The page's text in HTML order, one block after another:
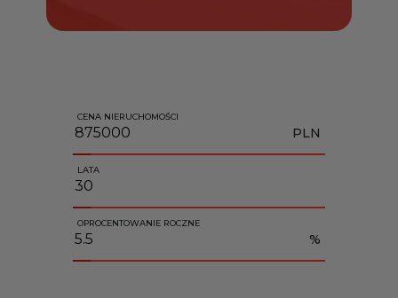
CENA NIERUCHOMOŚCI
PLN
LATA
OPROCENTOWANIE ROCZNE
%